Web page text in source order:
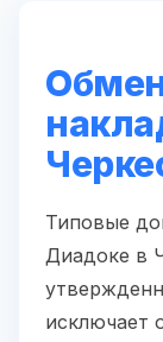
Типовые
Диадоке в
исключает